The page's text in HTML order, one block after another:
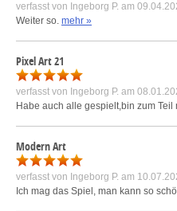
verfasst von Ingeborg P. am
Weiter so. mehr »
Pixel Art 21
verfasst von Ingeborg P. am
Habe auch alle gespielt,bin zum Teil
Modern Art
verfasst von Ingeborg P. am
Ich mag das Spiel, man kann so